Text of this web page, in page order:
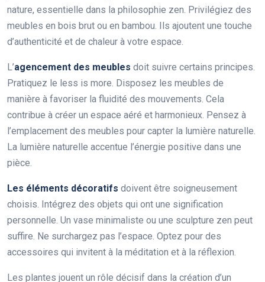
nature, essentielle dans la philosophie zen. Privilégiez des
meubles en bois brut ou en bambou. Ils ajoutent une touche
d’authenticité et de chaleur à votre espace.
L’agencement des meubles doit suivre certains principes.
Pratiquez le less is more. Disposez les meubles de
manière à favoriser la fluidité des mouvements. Cela
contribue à créer un espace aéré et harmonieux. Pensez à
l’emplacement des meubles pour capter la lumière naturelle.
La lumière naturelle accentue l’énergie positive dans une
pièce.
Les éléments décoratifs doivent être soigneusement
choisis. Intégrez des objets qui ont une signification
personnelle. Un vase minimaliste ou une sculpture zen peut
suffire. Ne surchargez pas l’espace. Optez pour des
accessoires qui invitent à la méditation et à la réflexion.
Les plantes jouent un rôle décisif dans la création d’un